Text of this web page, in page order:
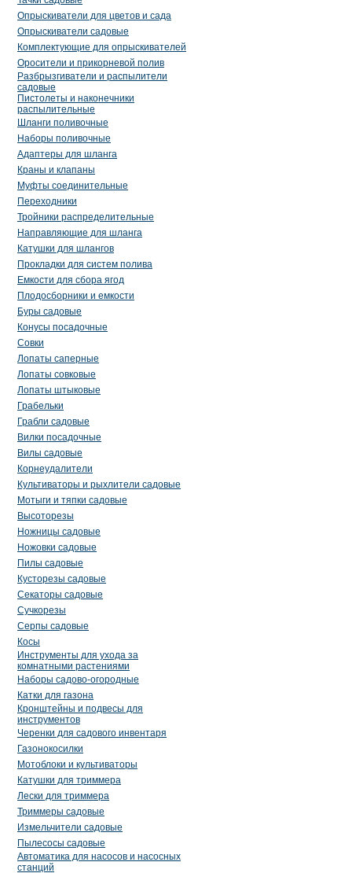
Опрыскиватели для цветов и сада
Опрыскиватели садовые
Комплектующие для опрыскивателей
Оросители и прикорневой полив
Разбрызгиватели и распылители
садовые
Пистолеты и наконечники
распылительные
Шланги поливочные
Наборы поливочные
Адаптеры для шланга
Краны и клапаны
Муфты соединительные
Переходники
Тройники распределительные
Направляющие для шланга
Катушки для шлангов
Прокладки для систем полива
Емкости для сбора ягод
Плодосборники и емкости
Буры садовые
Конусы посадочные
Совки
Лопаты саперные
Лопаты совковые
Лопаты штыковые
Грабельки
Грабли садовые
Вилки посадочные
Вилы садовые
Корнеудалители
Культиваторы и рыхлители садовые
Мотыги и тяпки садовые
Высоторезы
Ножницы садовые
Ножовки садовые
Пилы садовые
Кусторезы садовые
Секаторы садовые
Сучкорезы
Серпы садовые
Косы
Инструменты для ухода за
комнатными растениями
Наборы садово-огородные
Катки для газона
Кронштейны и подвесы для
инструментов
Черенки для садового инвентаря
Газонокосилки
Мотоблоки и культиваторы
Катушки для триммера
Лески для триммера
Триммеры садовые
Измельчители садовые
Пылесосы садовые
Автоматика для насосов и насосных
станций